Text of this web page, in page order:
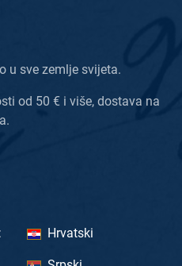
u sve zemlje svijeta.
od 50 € i više, dostava na
Hrvatski